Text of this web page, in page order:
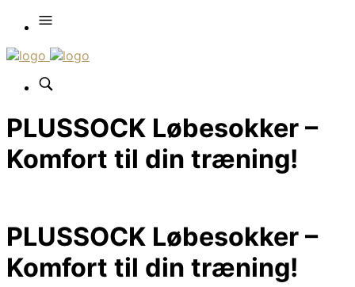
PLUSSOCK Løbesokker –
Komfort til din træning!
PLUSSOCK Løbesokker –
Komfort til din træning!